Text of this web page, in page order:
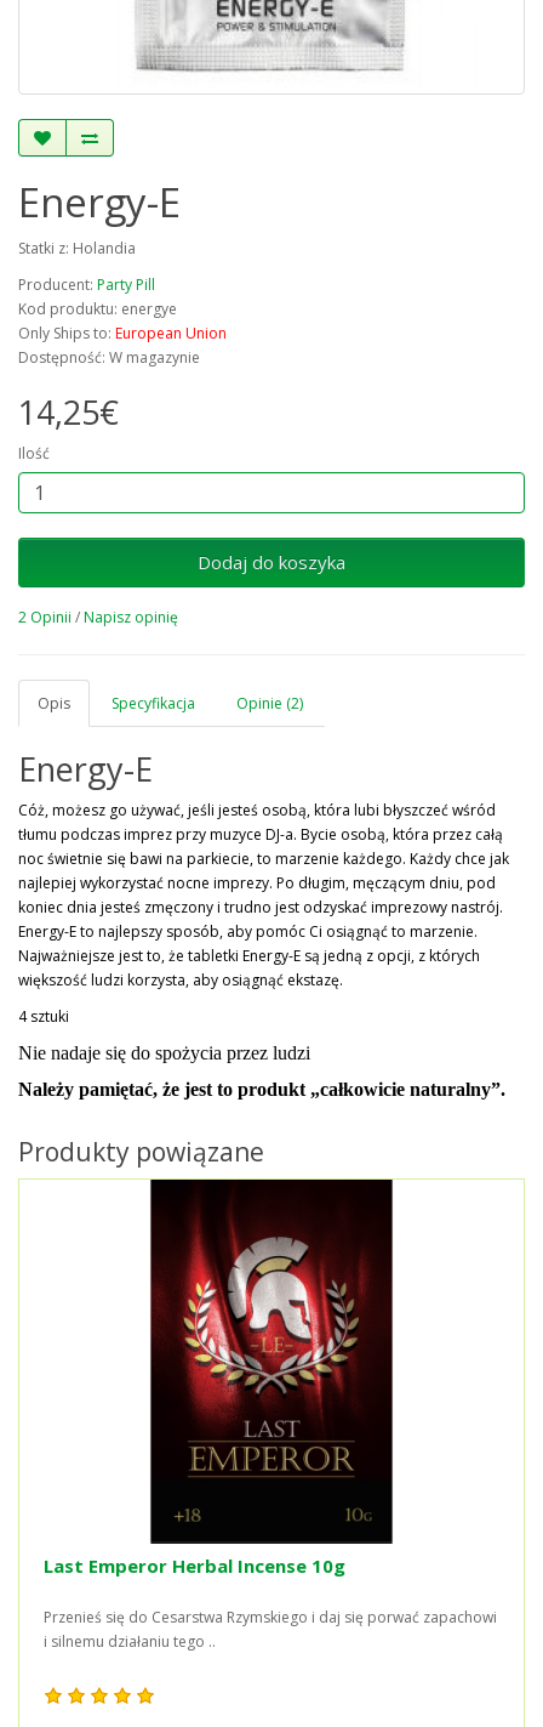
Energy-E
Statki z: Holandia
Producent: Party Pill
Kod produktu: energye
Only Ships to: European Union
Dostępność: W magazynie
14,25€
Ilość
Dodaj do koszyka
2 Opinii /Napisz opinię
Opis Specyfikacja Opinie (2)
Energy-E
Cóż, możesz go używać, jeśli jesteś osobą, która lubi błyszczeć wśród
tłumu podczas imprez przy muzyce DJ-a. Bycie osobą, która przez całą
noc świetnie się bawi na parkiecie, to marzenie każdego. Każdy chce jak
najlepiej wykorzystać nocne imprezy. Po długim, męczącym dniu, pod
koniec dnia jesteś zmęczony i trudno jest odzyskać imprezowy nastrój.
Energy-E to najlepszy sposób, aby pomóc Ci osiągnąć to marzenie.
Najważniejsze jest to, że tabletki Energy-E są jedną z opcji, z których
większość ludzi korzysta, aby osiągnąć ekstazę.
4 sztuki
Nie nadaje się do spożycia przez ludzi
Należy pamiętać, że jest to produkt „całkowicie naturalny”.
Produkty powiązane
Last Emperor Herbal Incense 10g
Przenieś się do Cesarstwa Rzymskiego i daj się porwać zapachowi
i silnemu działaniu tego ..